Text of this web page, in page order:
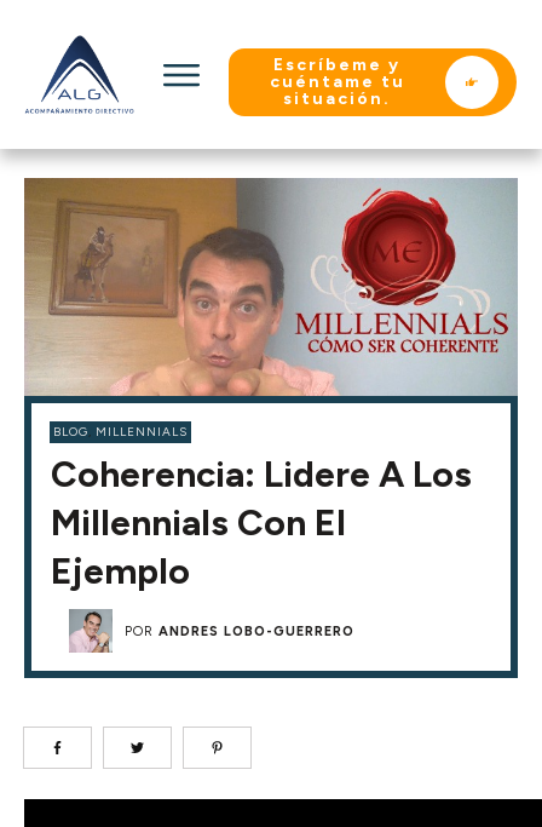
Escríbeme y
cuéntame tu
situación.
BLOG, MILLENNIALS
Coherencia: Lidere A Los
Millennials Con El
Ejemplo
PORANDRES LOBO-GUERRERO